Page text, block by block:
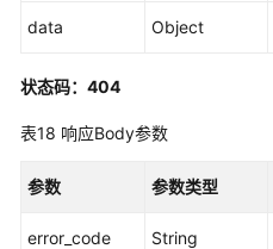
data Object
状态码：404
表18 响应Body参数
参数 参数类型
error_code String